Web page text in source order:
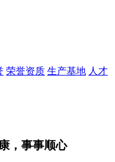
荣誉资质 生产基地 人才
，事事顺心